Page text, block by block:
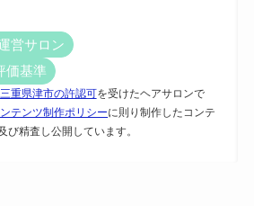
営サロン
価基準
三重県津市の許認可を受けたヘアサロンで
テンツ制作ポリシーに則り制作したコンテ
び精査し公開しています。